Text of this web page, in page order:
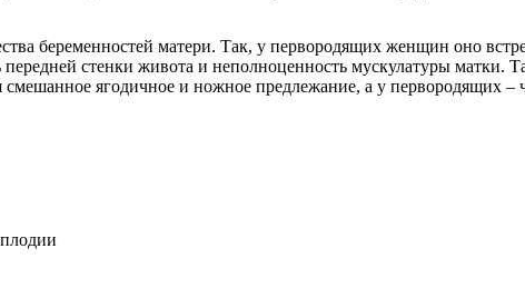
беременностей матери. Так, у первородящих женщин оно
стенки живота и неполноценность мускулатуры матки.
ягодичное и ножное предлежание, а у первородящих –